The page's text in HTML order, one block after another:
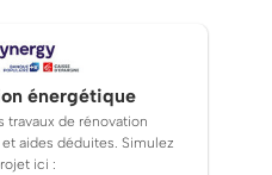
énergétique
travaux de rénovation
aides déduites. Simulez
ici :